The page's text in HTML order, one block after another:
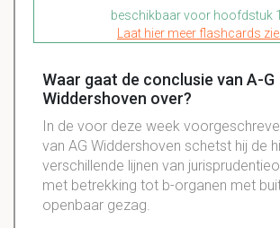
beschikbaar voor hoofdstuk
Laat hier meer flashcards
Waar gaat de conclusie van A-G
Widdershoven over?
In de voor deze week
van AG Widdershoven schetst hij de
verschillende lijnen van
met betrekking tot b-organen met
openbaar gezag.